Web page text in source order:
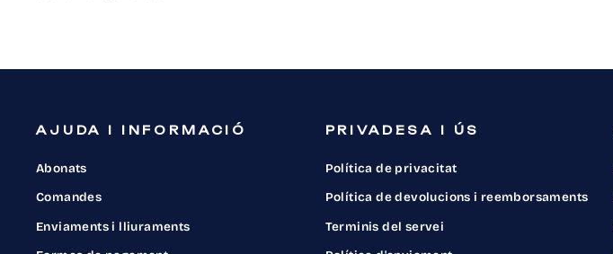
AJUDA I INFORMACIÓ
Abonats
Comandes
Enviaments i lliuraments
PRIVADESA I ÚS
Política de privacitat
Política de devolucions i reemborsaments
Terminis del servei